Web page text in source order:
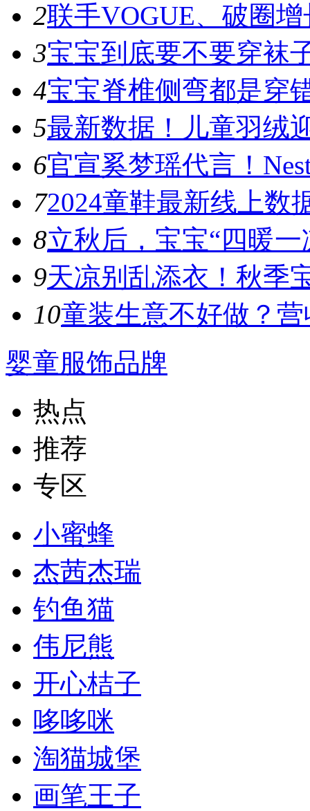
2联手VOGUE、破圈
3宝宝到底要不要穿袜
4宝宝脊椎侧弯都是穿
5最新数据！儿童羽绒
6官宣奚梦瑶代言！
7​2024童鞋最新线上数
8立秋后，宝宝“四暖
9天凉别乱添衣！秋季
10童装生意不好做？
婴童服饰品牌
热点
推荐
专区
小蜜蜂
杰茜杰瑞
钓鱼猫
伟尼熊
开心桔子
哆哆咪
淘猫城堡
画笔王子